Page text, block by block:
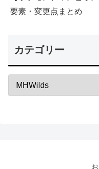
要素・変更点まとめ
カテゴリー